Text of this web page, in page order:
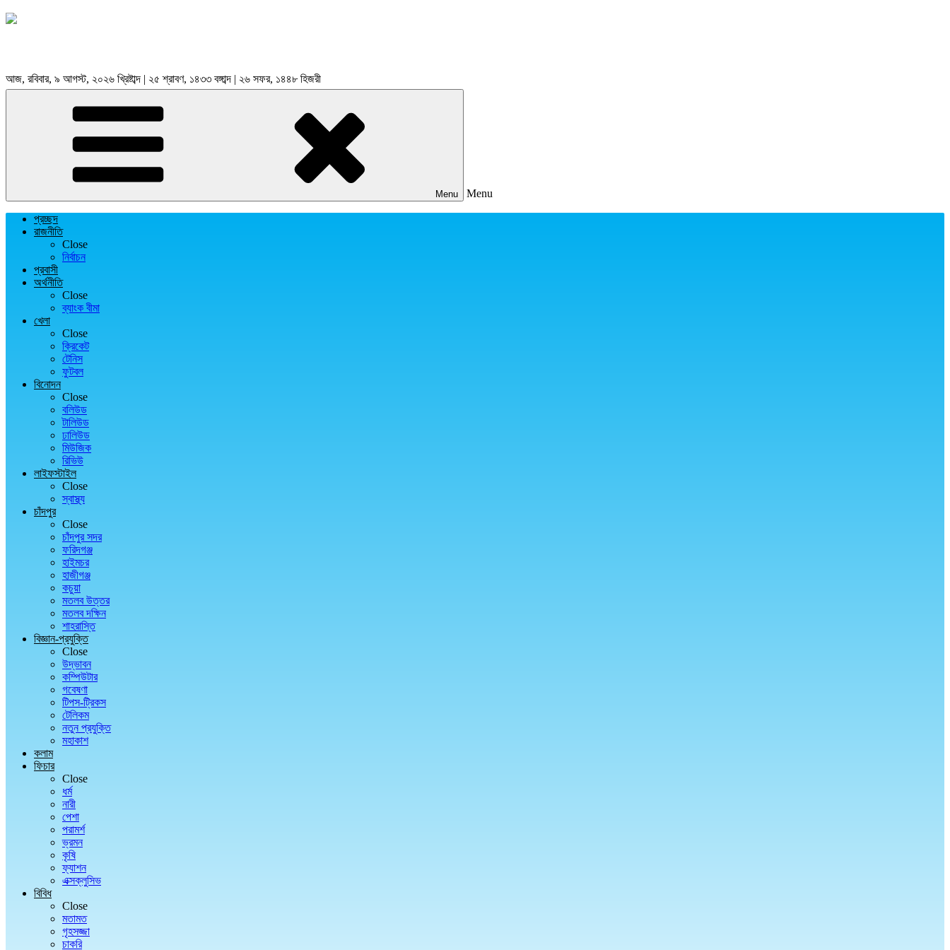
আজ, রবিবার, ৯ আগস্ট, ২০২৬ খ্রিষ্টাব্দ | ২৫ শ্রাবণ, ১৪৩৩ বঙ্গাব্দ | ২৬ সফর, ১৪৪৮ হিজরী
Menu Menu
প্রচ্ছদ
রাজনীতি
Close
নির্বাচন
প্রবাসী
অর্থনীতি
Close
ব্যাংক বীমা
খেলা
Close
ক্রিকেট
টেনিস
ফুটবল
বিনোদন
Close
বলিউড
টালিউড
ঢালিউড
মিউজিক
রিভিউ
লাইফস্টাইল
Close
স্বাস্থ্য
চাঁদপুর
Close
চাঁদপুর সদর
ফরিদগঞ্জ
হাইমচর
হাজীগঞ্জ
কচুয়া
মতলব উত্তর
মতলব দক্ষিন
শাহরাস্তি
বিজ্ঞান-প্রযুক্তি
Close
উদ্ভাবন
কম্পিউটার
গবেষণা
টিপস-ট্রিকস
টেলিকম
নতুন প্রযুক্তি
মহাকাশ
কলাম
ফিচার
Close
ধর্ম
নারী
পেশা
পরামর্শ
ভ্রমন
কৃষি
ফ্যাশন
এক্সক্লুসিভ
বিবিধ
Close
মতামত
গৃহসজ্জা
চাকরি